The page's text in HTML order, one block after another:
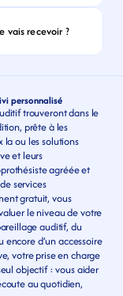
vais recevoir ?
personnalisé
trouveront dans le
prête à les
ou les solutions
et leurs
agréée et
services
gratuit, vous
le niveau de votre
auditif, du
d’un accessoire
votre prise en charge
objectif : vous aider
au quotidien,